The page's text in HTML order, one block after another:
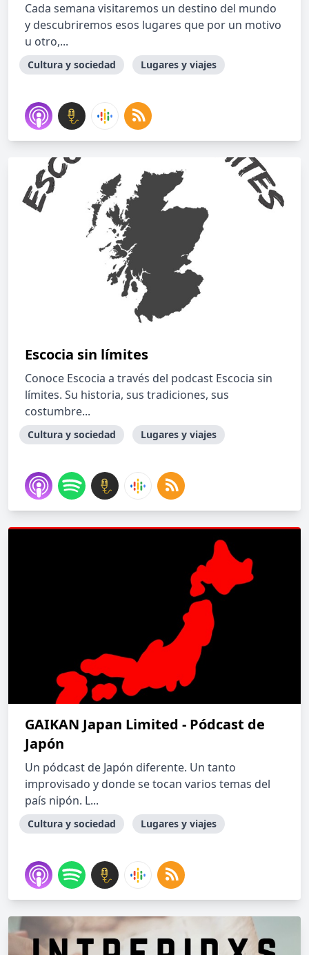
Cada semana visitaremos un destino del mundo
y descubriremos esos lugares que por un motivo
u otro,...
Cultura y sociedad Lugares y viajes
Escocia sin límites
Conoce Escocia a través del podcast Escocia sin
límites. Su historia, sus tradiciones, sus
costumbre...
Cultura y sociedad Lugares y viajes
GAIKAN Japan Limited - Pódcast de
Japón
Un pódcast de Japón diferente. Un tanto
improvisado y donde se tocan varios temas del
país nipón. L...
Cultura y sociedad Lugares y viajes